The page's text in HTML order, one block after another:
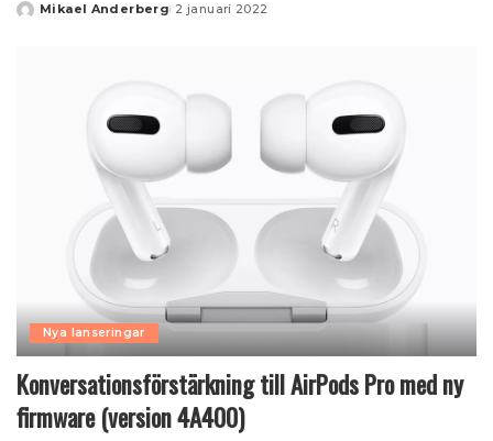
Posted
Mikael Anderberg 2 januari 2022
Nya lanseringar
Konversationsförstärkning till AirPods Pro med ny
firmware (version 4A400)